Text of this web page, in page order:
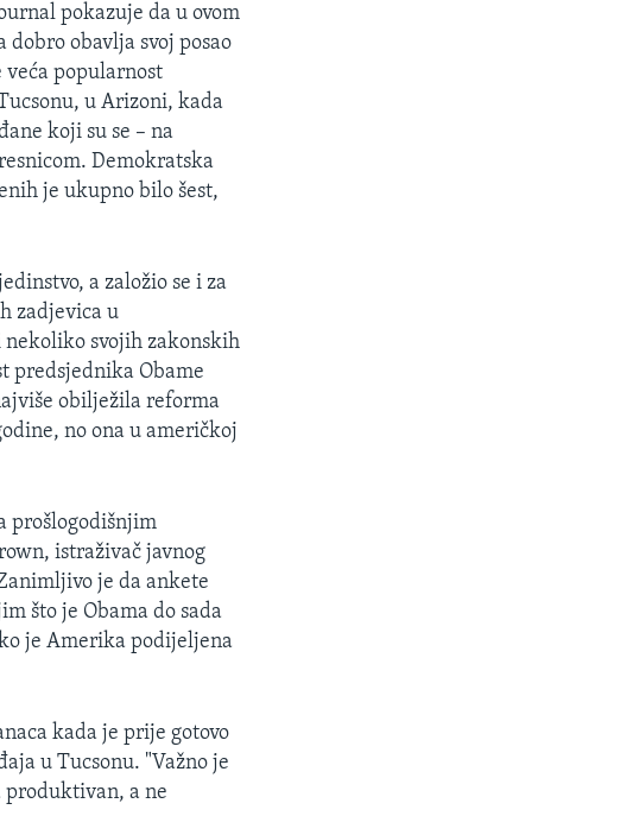
pokazuje da u ovom
obavlja svoj posao
veća popularnost
u Arizoni, kada
koji su se – na
Demokratska
je ukupno bilo šest,
a založio se i za
zadjevica u
svojih zakonskih
predsjednika Obame
obilježila reforma
no ona u američkoj
prošlogodišnjim
istraživač javnog
je da ankete
što je Obama do sada
je Amerika podijeljena
kada je prije gotovo
u Tucsonu. "Važno je
produktivan, a ne